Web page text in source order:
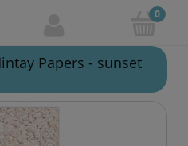
Papers - sunset